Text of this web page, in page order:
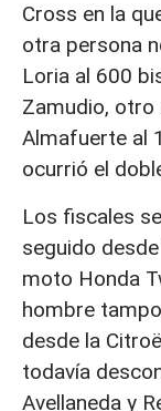
Cross en la
otra persona
Loria al 600
Zamudio,
Almafuerte al
ocurrió el
Los fiscales
seguido
moto Honda
hombre
desde la
todavía
Avellaneda y